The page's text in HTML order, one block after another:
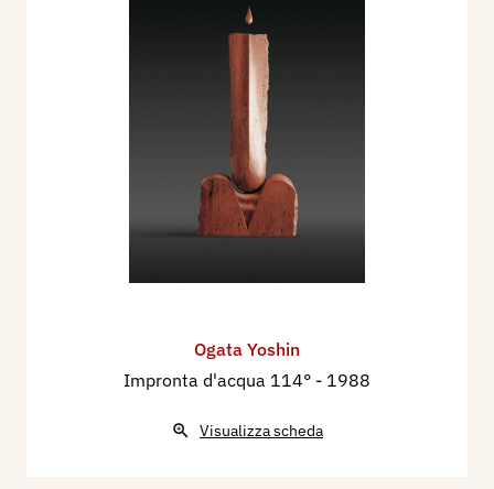
Ogata Yoshin
Impronta d'acqua 114° - 1988
Visualizza scheda